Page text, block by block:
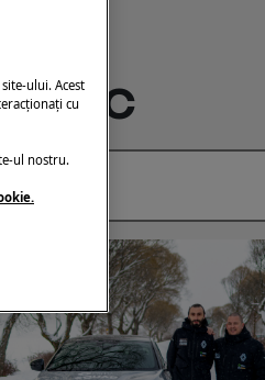
ului. Acest
cu
ul nostru.